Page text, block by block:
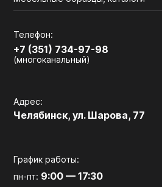
Телефон:
+7 (351) 734-97-98
(многоканальный)
Адрес:
Челябинск, ул. Шарова, 77
График работы:
пн-пт: 9:00 — 17:30